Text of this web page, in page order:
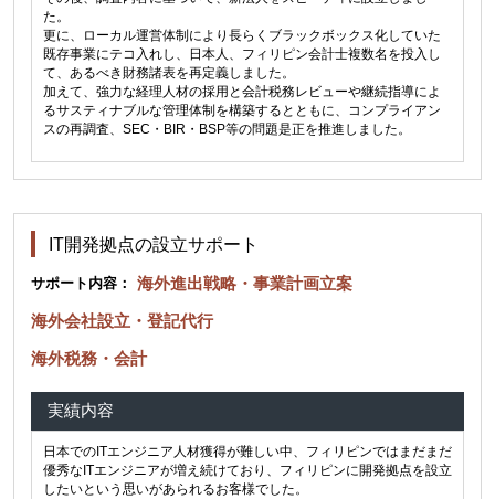
た。
更に、ローカル運営体制により長らくブラックボックス化していた
既存事業にテコ入れし、日本人、フィリピン会計士複数名を投入し
て、あるべき財務諸表を再定義しました。
加えて、強力な経理人材の採用と会計税務レビューや継続指導によ
るサスティナブルな管理体制を構築するとともに、コンプライアン
スの再調査、SEC・BIR・BSP等の問題是正を推進しました。
IT開発拠点の設立サポート
サポート内容：
海外進出戦略・事業計画立案
海外会社設立・登記代行
海外税務・会計
実績内容
日本でのITエンジニア人材獲得が難しい中、フィリピンではまだまだ
優秀なITエンジニアが増え続けており、フィリピンに開発拠点を設立
したいという思いがあられるお客様でした。